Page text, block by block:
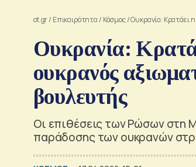
ot.gr/ Επικαιρότητα / Κόσμος/Ουκρανία: Κρατάει
Ουκρανία:
ουκρανός
βουλευτής
Οι επιθέσεις των Ρώσων στη
παράδοσης των ουκρανών